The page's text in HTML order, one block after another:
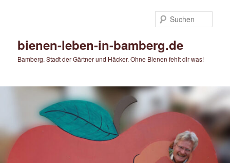
bienen-leben-in-bamberg.de
Bamberg. Stadt der Gärtner und Häcker. Ohne Bienen fehlt dir was!